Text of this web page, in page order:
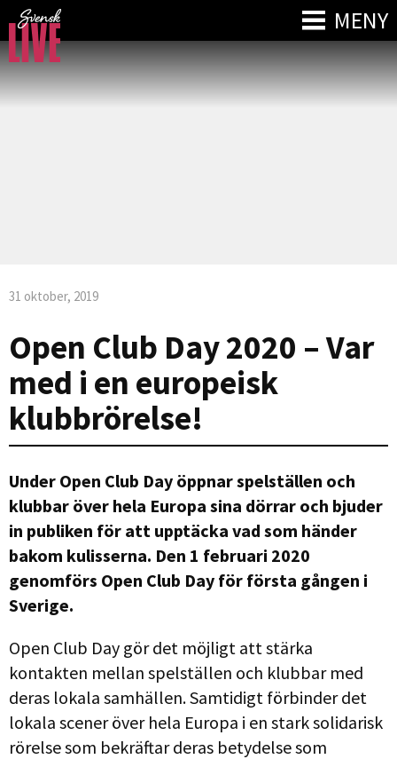
MENY
31 oktober, 2019
Open Club Day 2020 – Var
med i en europeisk
klubbrörelse!
Under Open Club Day öppnar spelställen och
klubbar över hela Europa sina dörrar och bjuder
in publiken för att upptäcka vad som händer
bakom kulisserna. Den 1 februari 2020
genomförs Open Club Day för första gången i
Sverige.
Open Club Day gör det möjligt att stärka
kontakten mellan spelställen och klubbar med
deras lokala samhällen. Samtidigt förbinder det
lokala scener över hela Europa i en stark solidarisk
rörelse som bekräftar deras betydelse som